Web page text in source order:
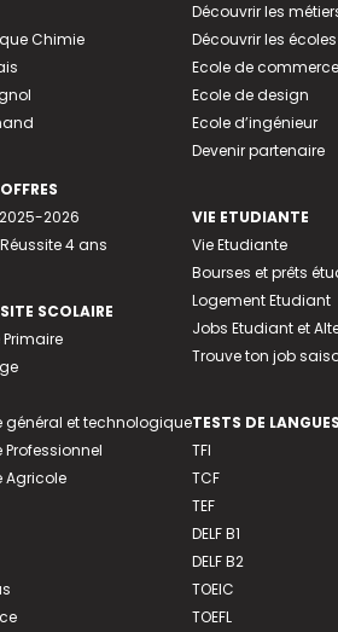
Chimie
2026
4 ans
SCOLAIRE
Primaire
général et technologique
Professionnel
Agricole
Découvrir les
Découvrir les écoles
Ecole de commerce
Ecole de design
Ecole d’ingénieur
Devenir partenaire
VIE ETUDIANTE
Vie Etudiante
Bourses et prêts
Logement Etudiant
Jobs Etudiant et
Trouve ton job
TESTS DE LANGUES
TFI
TCF
TEF
DELF B1
DELF B2
TOEIC
TOEFL